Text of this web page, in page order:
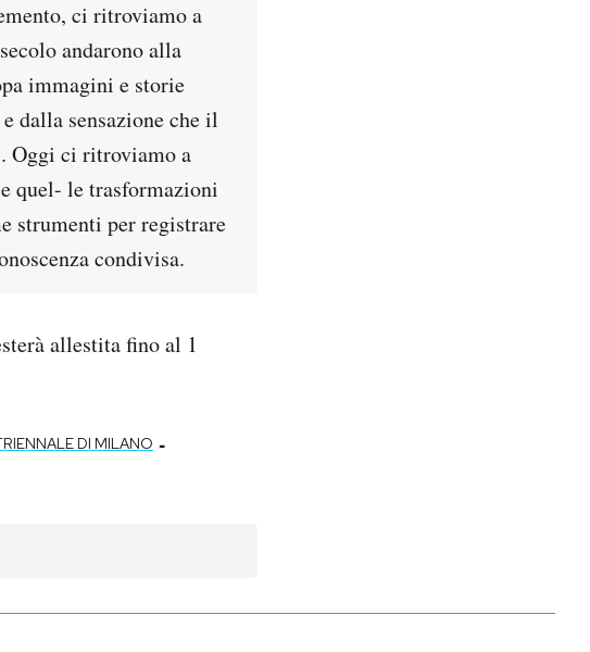
ci ritroviamo a
andarono alla
immagini e storie
dalla sensazione che il
Oggi ci ritroviamo a
quel- le trasformazioni
strumenti per registrare
condivisa.
allestita fino al 1
DI MILANO -